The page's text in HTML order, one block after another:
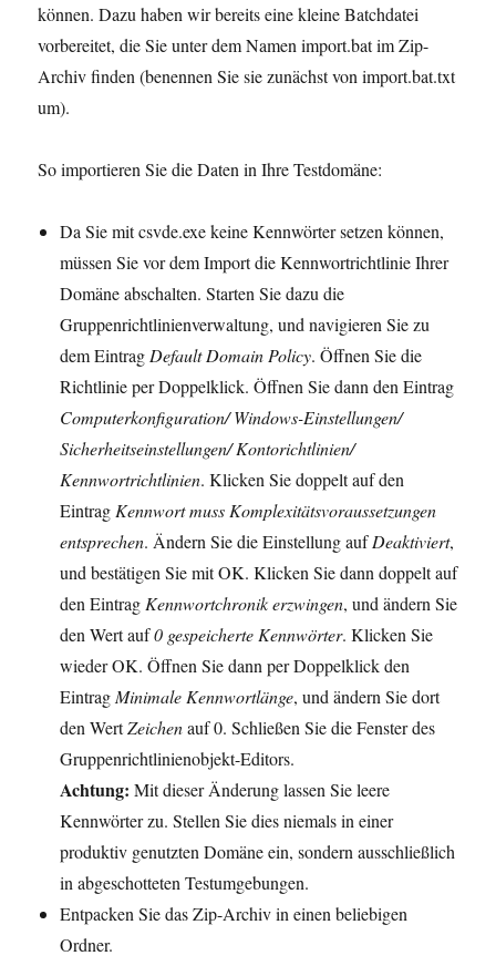
können. Dazu haben wir bereits eine kleine Batchdatei
vorbereitet, die Sie unter dem Namen import.bat im Zip-
Archiv finden (benennen Sie sie zunächst von import.bat.txt
um).
So importieren Sie die Daten in Ihre Testdomäne:
Da Sie mit csvde.exe keine Kennwörter setzen können,
müssen Sie vor dem Import die Kennwortrichtlinie Ihrer
Domäne abschalten. Starten Sie dazu die
Gruppenrichtlinienverwaltung, und navigieren Sie zu
dem EintragDefault Domain Policy. Öffnen Sie die
Richtlinie per Doppelklick. Öffnen Sie dann den Eintrag
Computerkonfiguration/ Windows-Einstellungen/
Sicherheitseinstellungen/ Kontorichtlinien/
Kennwortrichtlinien. Klicken Sie doppelt auf den
EintragKennwort muss Komplexitätsvoraussetzungen
entsprechen. Ändern Sie die Einstellung aufDeaktiviert,
und bestätigen Sie mit OK. Klicken Sie dann doppelt auf
den EintragKennwortchronik erzwingen, und ändern Sie
den Wert auf0 gespeicherte Kennwörter. Klicken Sie
wieder OK. Öffnen Sie dann per Doppelklick den
EintragMinimale Kennwortlänge, und ändern Sie dort
den WertZeichenauf 0. Schließen Sie die Fenster des
Gruppenrichtlinienobjekt-Editors.
Achtung:Mit dieser Änderung lassen Sie leere
Kennwörter zu. Stellen Sie dies niemals in einer
produktiv genutzten Domäne ein, sondern ausschließlich
in abgeschotteten Testumgebungen.
Entpacken Sie das Zip-Archiv in einen beliebigen
Ordner.